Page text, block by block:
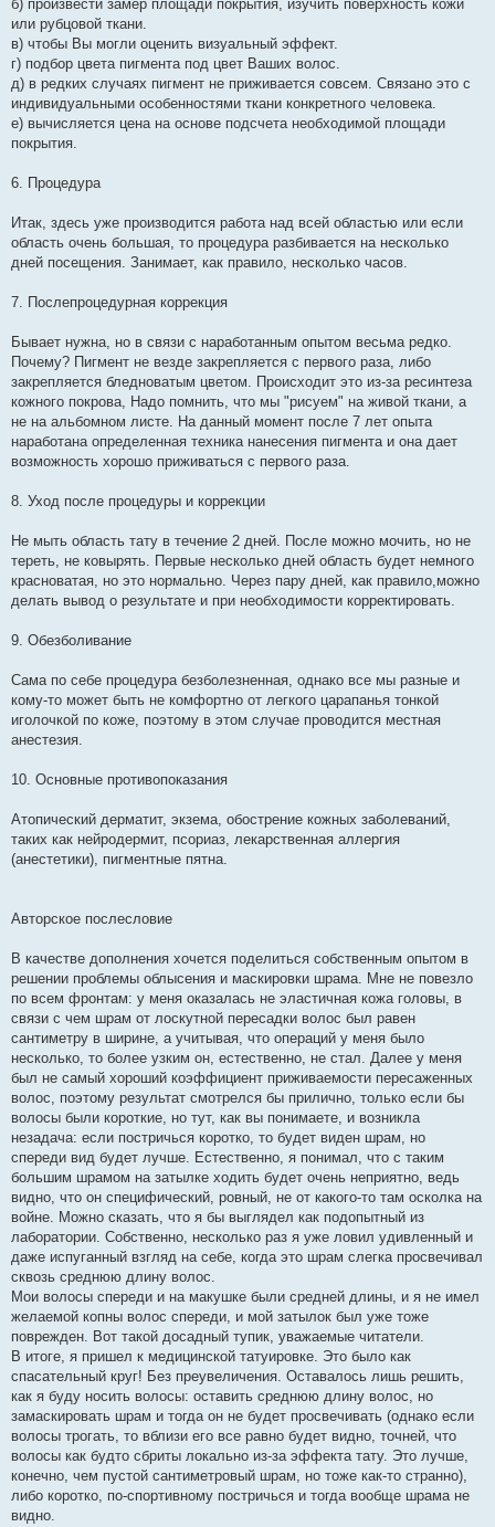
б) произвести замер площади покрытия, изучить поверхность кожи
или рубцовой ткани.
в) чтобы Вы могли оценить визуальный эффект.
г) подбор цвета пигмента под цвет Ваших волос.
д) в редких случаях пигмент не приживается совсем. Связано это с
индивидуальными особенностями ткани конкретного человека.
е) вычисляется цена на основе подсчета необходимой площади
покрытия.
6. Процедура
Итак, здесь уже производится работа над всей областью или если
область очень большая, то процедура разбивается на несколько
дней посещения. Занимает, как правило, несколько часов.
7. Послепроцедурная коррекция
Бывает нужна, но в связи с наработанным опытом весьма редко.
Почему? Пигмент не везде закрепляется с первого раза, либо
закрепляется бледноватым цветом. Происходит это из-за ресинтеза
кожного покрова, Надо помнить, что мы "рисуем" на живой ткани, а
не на альбомном листе. На данный момент после 7 лет опыта
наработана определенная техника нанесения пигмента и она дает
возможность хорошо приживаться с первого раза.
8. Уход после процедуры и коррекции
Не мыть область тату в течение 2 дней. После можно мочить, но не
тереть, не ковырять. Первые несколько дней область будет немного
красноватая, но это нормально. Через пару дней, как правило,можно
делать вывод о результате и при необходимости корректировать.
9. Обезболивание
Сама по себе процедура безболезненная, однако все мы разные и
кому-то может быть не комфортно от легкого царапанья тонкой
иголочкой по коже, поэтому в этом случае проводится местная
анестезия.
10. Основные противопоказания
Атопический дерматит, экзема, обострение кожных заболеваний,
таких как нейродермит, псориаз, лекарственная аллергия
(анестетики), пигментные пятна.
Авторское послесловие
В качестве дополнения хочется поделиться собственным опытом в
решении проблемы облысения и маскировки шрама. Мне не повезло
по всем фронтам: у меня оказалась не эластичная кожа головы, в
связи с чем шрам от лоскутной пересадки волос был равен
сантиметру в ширине, а учитывая, что операций у меня было
несколько, то более узким он, естественно, не стал. Далее у меня
был не самый хороший коэффициент приживаемости пересаженных
волос, поэтому результат смотрелся бы прилично, только если бы
волосы были короткие, но тут, как вы понимаете, и возникла
незадача: если постричься коротко, то будет виден шрам, но
спереди вид будет лучше. Естественно, я понимал, что с таким
большим шрамом на затылке ходить будет очень неприятно, ведь
видно, что он специфический, ровный, не от какого-то там осколка на
войне. Можно сказать, что я бы выглядел как подопытный из
лаборатории. Собственно, несколько раз я уже ловил удивленный и
даже испуганный взгляд на себе, когда это шрам слегка просвечивал
сквозь среднюю длину волос.
Мои волосы спереди и на макушке были средней длины, и я не имел
желаемой копны волос спереди, и мой затылок был уже тоже
поврежден. Вот такой досадный тупик, уважаемые читатели.
В итоге, я пришел к медицинской татуировке. Это было как
спасательный круг! Без преувеличения. Оставалось лишь решить,
как я буду носить волосы: оставить среднюю длину волос, но
замаскировать шрам и тогда он не будет просвечивать (однако если
волосы трогать, то вблизи его все равно будет видно, точней, что
волосы как будто сбриты локально из-за эффекта тату. Это лучше,
конечно, чем пустой сантиметровый шрам, но тоже как-то странно),
либо коротко, по-спортивному постричься и тогда вообще шрама не
видно.